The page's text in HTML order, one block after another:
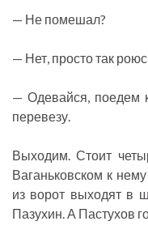
— Не помешал?
— Нет, просто так
— Одевайся, поедем
перевезу.
Выходим. Стоит
Ваганьковском к
из ворот выходят в
Пазухин. А Пастухов